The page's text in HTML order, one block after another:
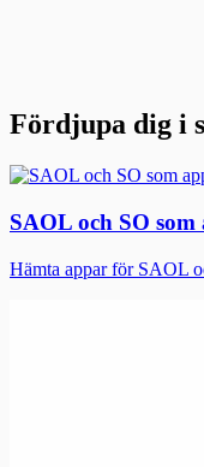
Fördjupa dig i
SAOL och SO som
Hämta appar för SAOL